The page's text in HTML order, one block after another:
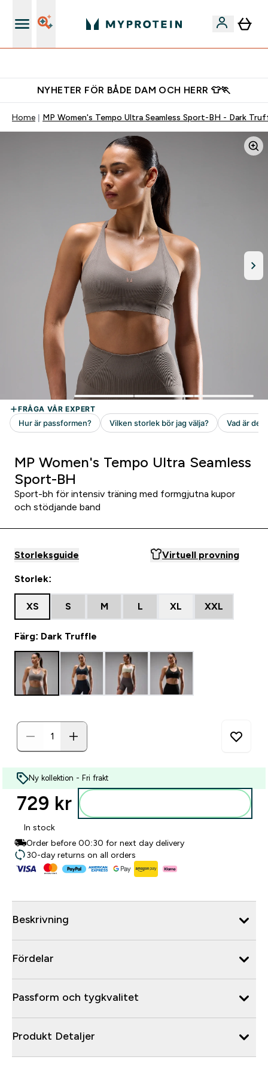
NYHETER FÖR BÅDE DAM OCH HERR 👕🏃
Home MP Women's Tempo Ultra Seamless Sport-BH - Dark
MP Women's Tempo Ultra Seamless
Sport-BH
Sport-bh för intensiv träning med formgjutna kupor
och stödjande band
Storleksguide Virtuell provning
Storlek:
XS S M L XL XXL
Färg: Dark Truffle
Ny kollektion - Fri frakt
729 kr‎
In stock
Order before 00:30 for next day delivery
30-day returns on all orders
Beskrivning
Fördelar
Passform och tygkvalitet
Produkt Detaljer